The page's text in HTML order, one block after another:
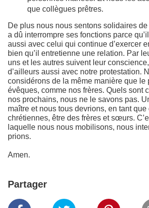
que collègues prêtres.
De plus nous nous sentons solidaires
a dû interrompre ses fonctions parce
aussi avec celui qui continue d’exercer
bien qu’il entretienne une relation. Par
uns et les autres suivent leur
d’ailleurs aussi avec notre protestation.
considérons de la même manière que le
évêques, comme nos frères. Quels sont
nos prochains, nous ne le savons pas.
maître et nous tous devrions, en tant que
chrétiennes, être des frères et sœurs.
laquelle nous nous mobilisons, nous
prions.
Amen.
Partager